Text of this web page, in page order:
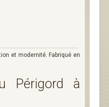
et modernité. Fabriqué en
Périgord à